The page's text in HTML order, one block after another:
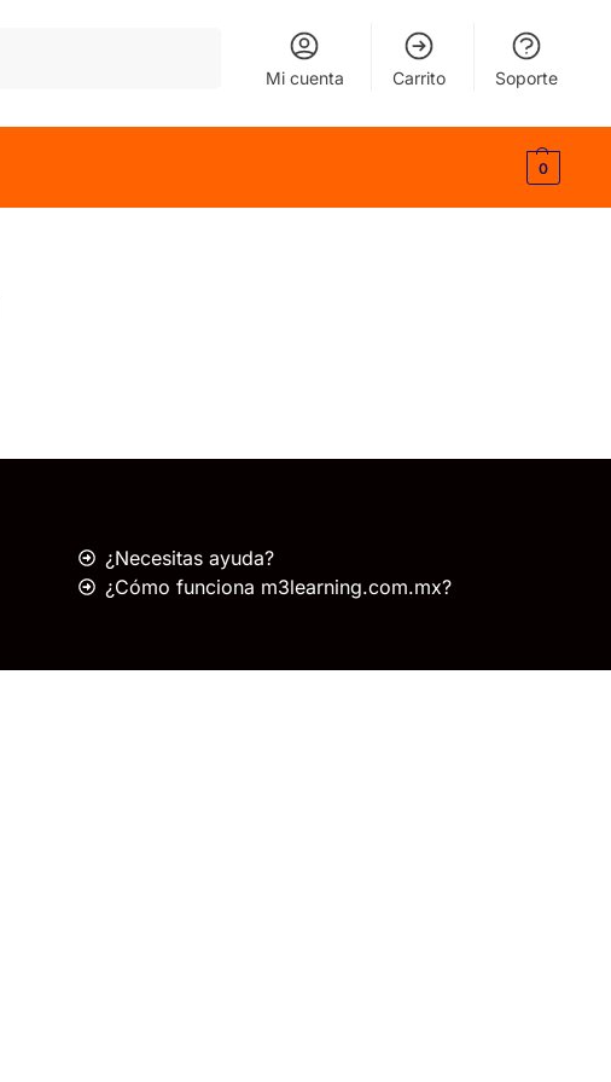
Mi cuenta Carrito Soporte
0
¿Necesitas ayuda?
¿Cómo funciona m3learning.com.mx?